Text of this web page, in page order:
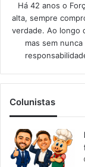
Há 42 anos o
alta, sempre
verdade. Ao longo
mas sem
Colunistas